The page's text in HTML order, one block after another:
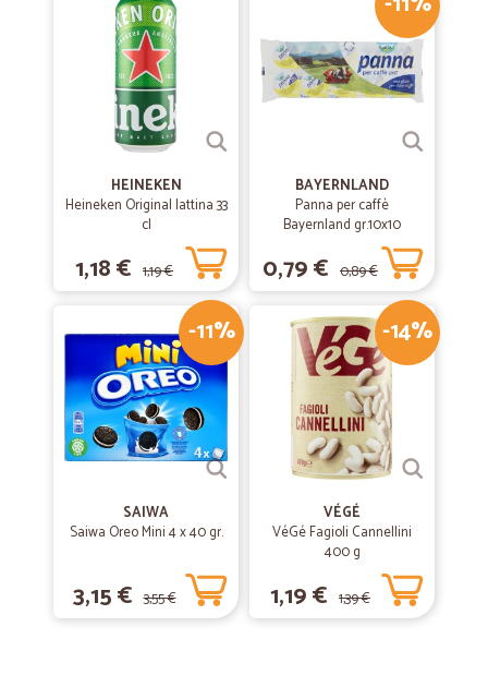
HEINEKEN
Heineken Original lattina 33
cl
1,18 € 1,19 €
BAYERNLAND
Panna per caffè
Bayernland gr.10x10
0,79 € 0,89 €
-11%
SAIWA
Saiwa Oreo Mini 4 x 40 gr.
3,15 € 3,55 €
-14%
VÉGÉ
VéGé Fagioli Cannellini
400 g
1,19 € 1,39 €